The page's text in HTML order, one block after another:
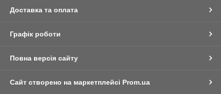
Доставка та оплата
Графік роботи
Повна версія сайту
Сайт створено на маркетплейсі Prom.ua